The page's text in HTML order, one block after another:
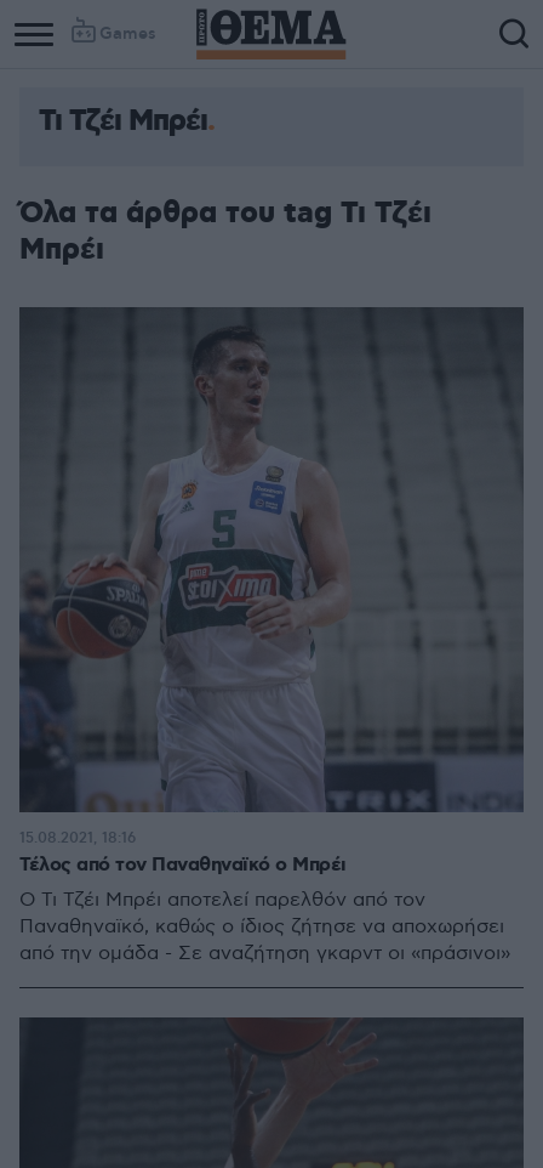
Games
Τι Τζέι Μπρέι
Όλα τα άρθρα του tag Τι Τζέι
Μπρέι
Τέλος από τον Παναθηναϊκό ο Μπρέι
Ο Τι Τζέι Μπρέι αποτελεί παρελθόν από τον
Παναθηναϊκό, καθώς ο ίδιος ζήτησε να αποχωρήσει
από την ομάδα - Σε αναζήτηση γκαρντ οι «πράσινοι»
15.08.2021, 18:16